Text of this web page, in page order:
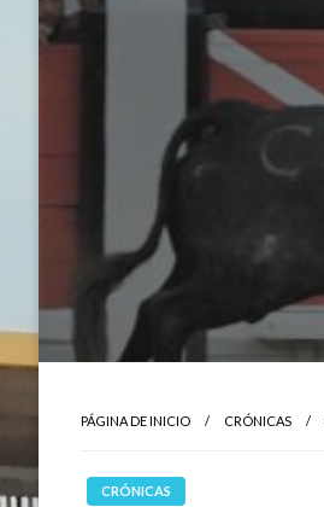
PÁGINA DE INICIO CRÓNICAS
CRÓNICAS